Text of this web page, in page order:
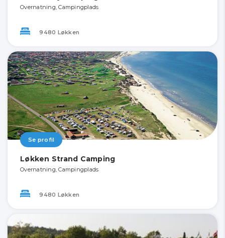
Overnatning, Campingplads
9480 Løkken
Se profil
Løkken Strand Camping
Overnatning, Campingplads
9480 Løkken